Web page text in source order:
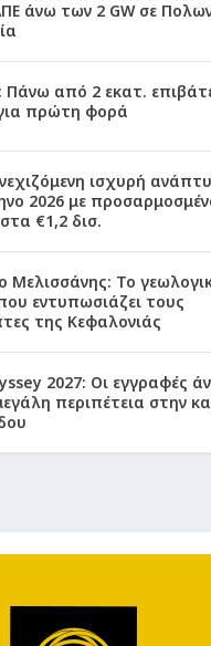
άνω των 2 GW σε
Πάνω από 2 εκατ.
πρώτη φορά
ισχυρή
2026 με
€1,2 δισ.
Μελισσάνης: Το
εντυπωσιάζει τους
της Κεφαλονιάς
2027: Οι εγγραφές
περιπέτεια στην